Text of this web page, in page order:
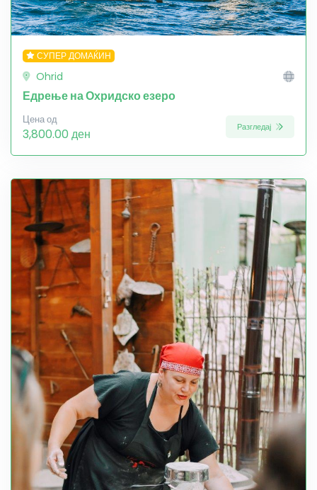
СУПЕР ДОМАЌИН
Ohrid
Едрење на Охридско езеро
Цена од
3,800.00 ден Разгледај